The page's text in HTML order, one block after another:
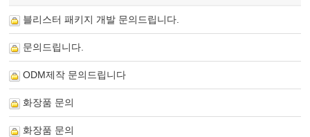
블리스터 패키지 개발 문의드립니다.
문의드립니다.
ODM제작 문의드립니다
화장품 문의
화장품 문의